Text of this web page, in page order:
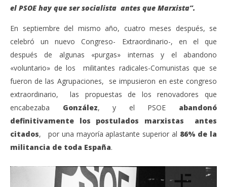
el PSOE hay que ser socialista antes que Marxista”.
En septiembre del mismo año, cuatro meses después, se
celebró un nuevo Congreso- Extraordinario-, en el que
después de algunas «purgas» internas y el abandono
«voluntario» de los militantes radicales-Comunistas que se
fueron de las Agrupaciones, se impusieron en este congreso
extraordinario, las propuestas de los renovadores que
encabezaba González, y el PSOE abandonó
definitivamente los postulados marxistas
antes
citados, por una mayoría aplastante superior al 86% de la
militancia de toda España.